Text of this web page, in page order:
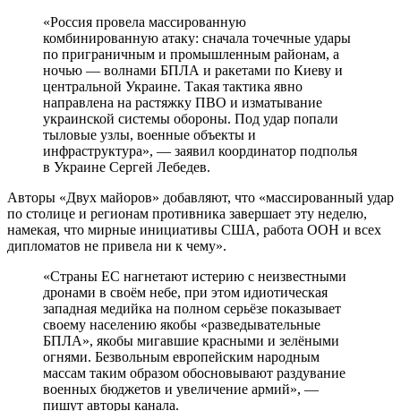
«Россия провела массированную
комбинированную атаку: сначала точечные удары
по приграничным и промышленным районам, а
ночью — волнами БПЛА и ракетами по Киеву и
центральной Украине. Такая тактика явно
направлена на растяжку ПВО и изматывание
украинской системы обороны. Под удар попали
тыловые узлы, военные объекты и
инфраструктура», — заявил координатор подполья
в Украине Сергей Лебедев.
Авторы «Двух майоров» добавляют, что «массированный удар
по столице и регионам противника завершает эту неделю,
намекая, что мирные инициативы США, работа ООН и всех
дипломатов не привела ни к чему».
«Страны ЕС нагнетают истерию с неизвестными
дронами в своём небе, при этом идиотическая
западная медийка на полном серьёзе показывает
своему населению якобы «разведывательные
БПЛА», якобы мигавшие красными и зелёными
огнями. Безвольным европейским народным
массам таким образом обосновывают раздувание
военных бюджетов и увеличение армий», —
пишут авторы канала.